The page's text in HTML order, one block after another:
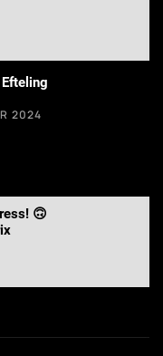
2024
🙃